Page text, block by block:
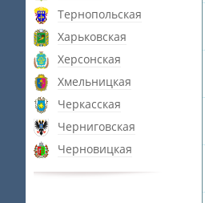
Тернопольская
Харьковская
Херсонская
Хмельницкая
Черкасская
Черниговская
Черновицкая